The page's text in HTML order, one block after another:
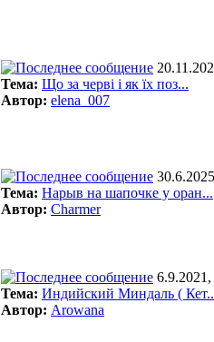
Тема: Що за черві і як їх поз...
Автор: elena_007
Тема: Нарыв на шапочке у оран...
Автор: Charmer
Тема: Индийский Миндаль (
Автор: Arowana